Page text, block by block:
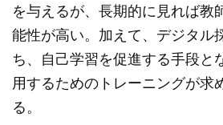
を与えるが、長期的に見れば
能性が高い。加えて、デジタル
ち、自己学習を促進する手段と
用するためのトレーニングが求
る。